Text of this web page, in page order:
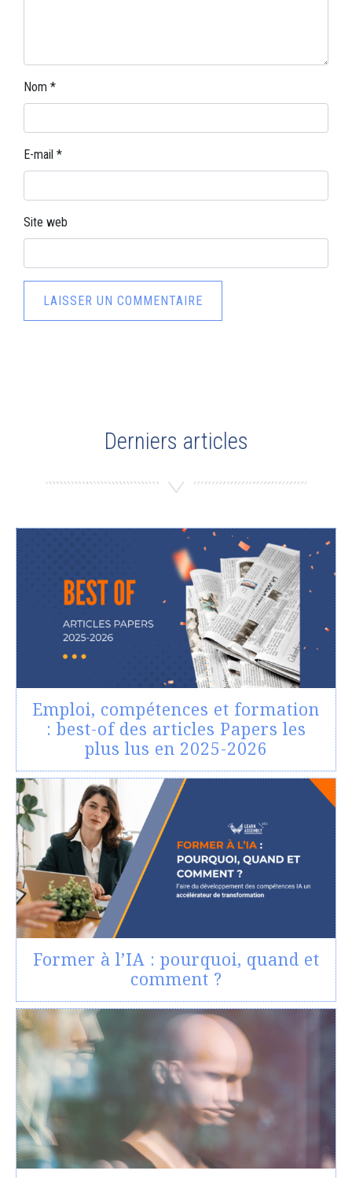
Nom *
E-mail *
Site web
Derniers articles
Emploi, compétences et formation
: best-of des articles Papers les
plus lus en 2025-2026
Former à l’IA : pourquoi, quand et
comment ?